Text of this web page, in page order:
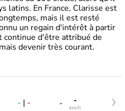
latins. En France, Clarisse est
mais il est resté
un regain d'intérêt à partir
d'être attribué de
devenir très courant.
- | - - -
km/h